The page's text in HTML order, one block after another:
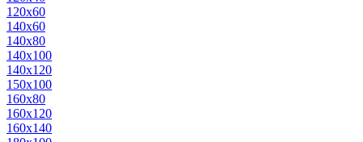
120х60
140х60
140х80
140х100
140х120
150х100
160х80
160х120
160х140